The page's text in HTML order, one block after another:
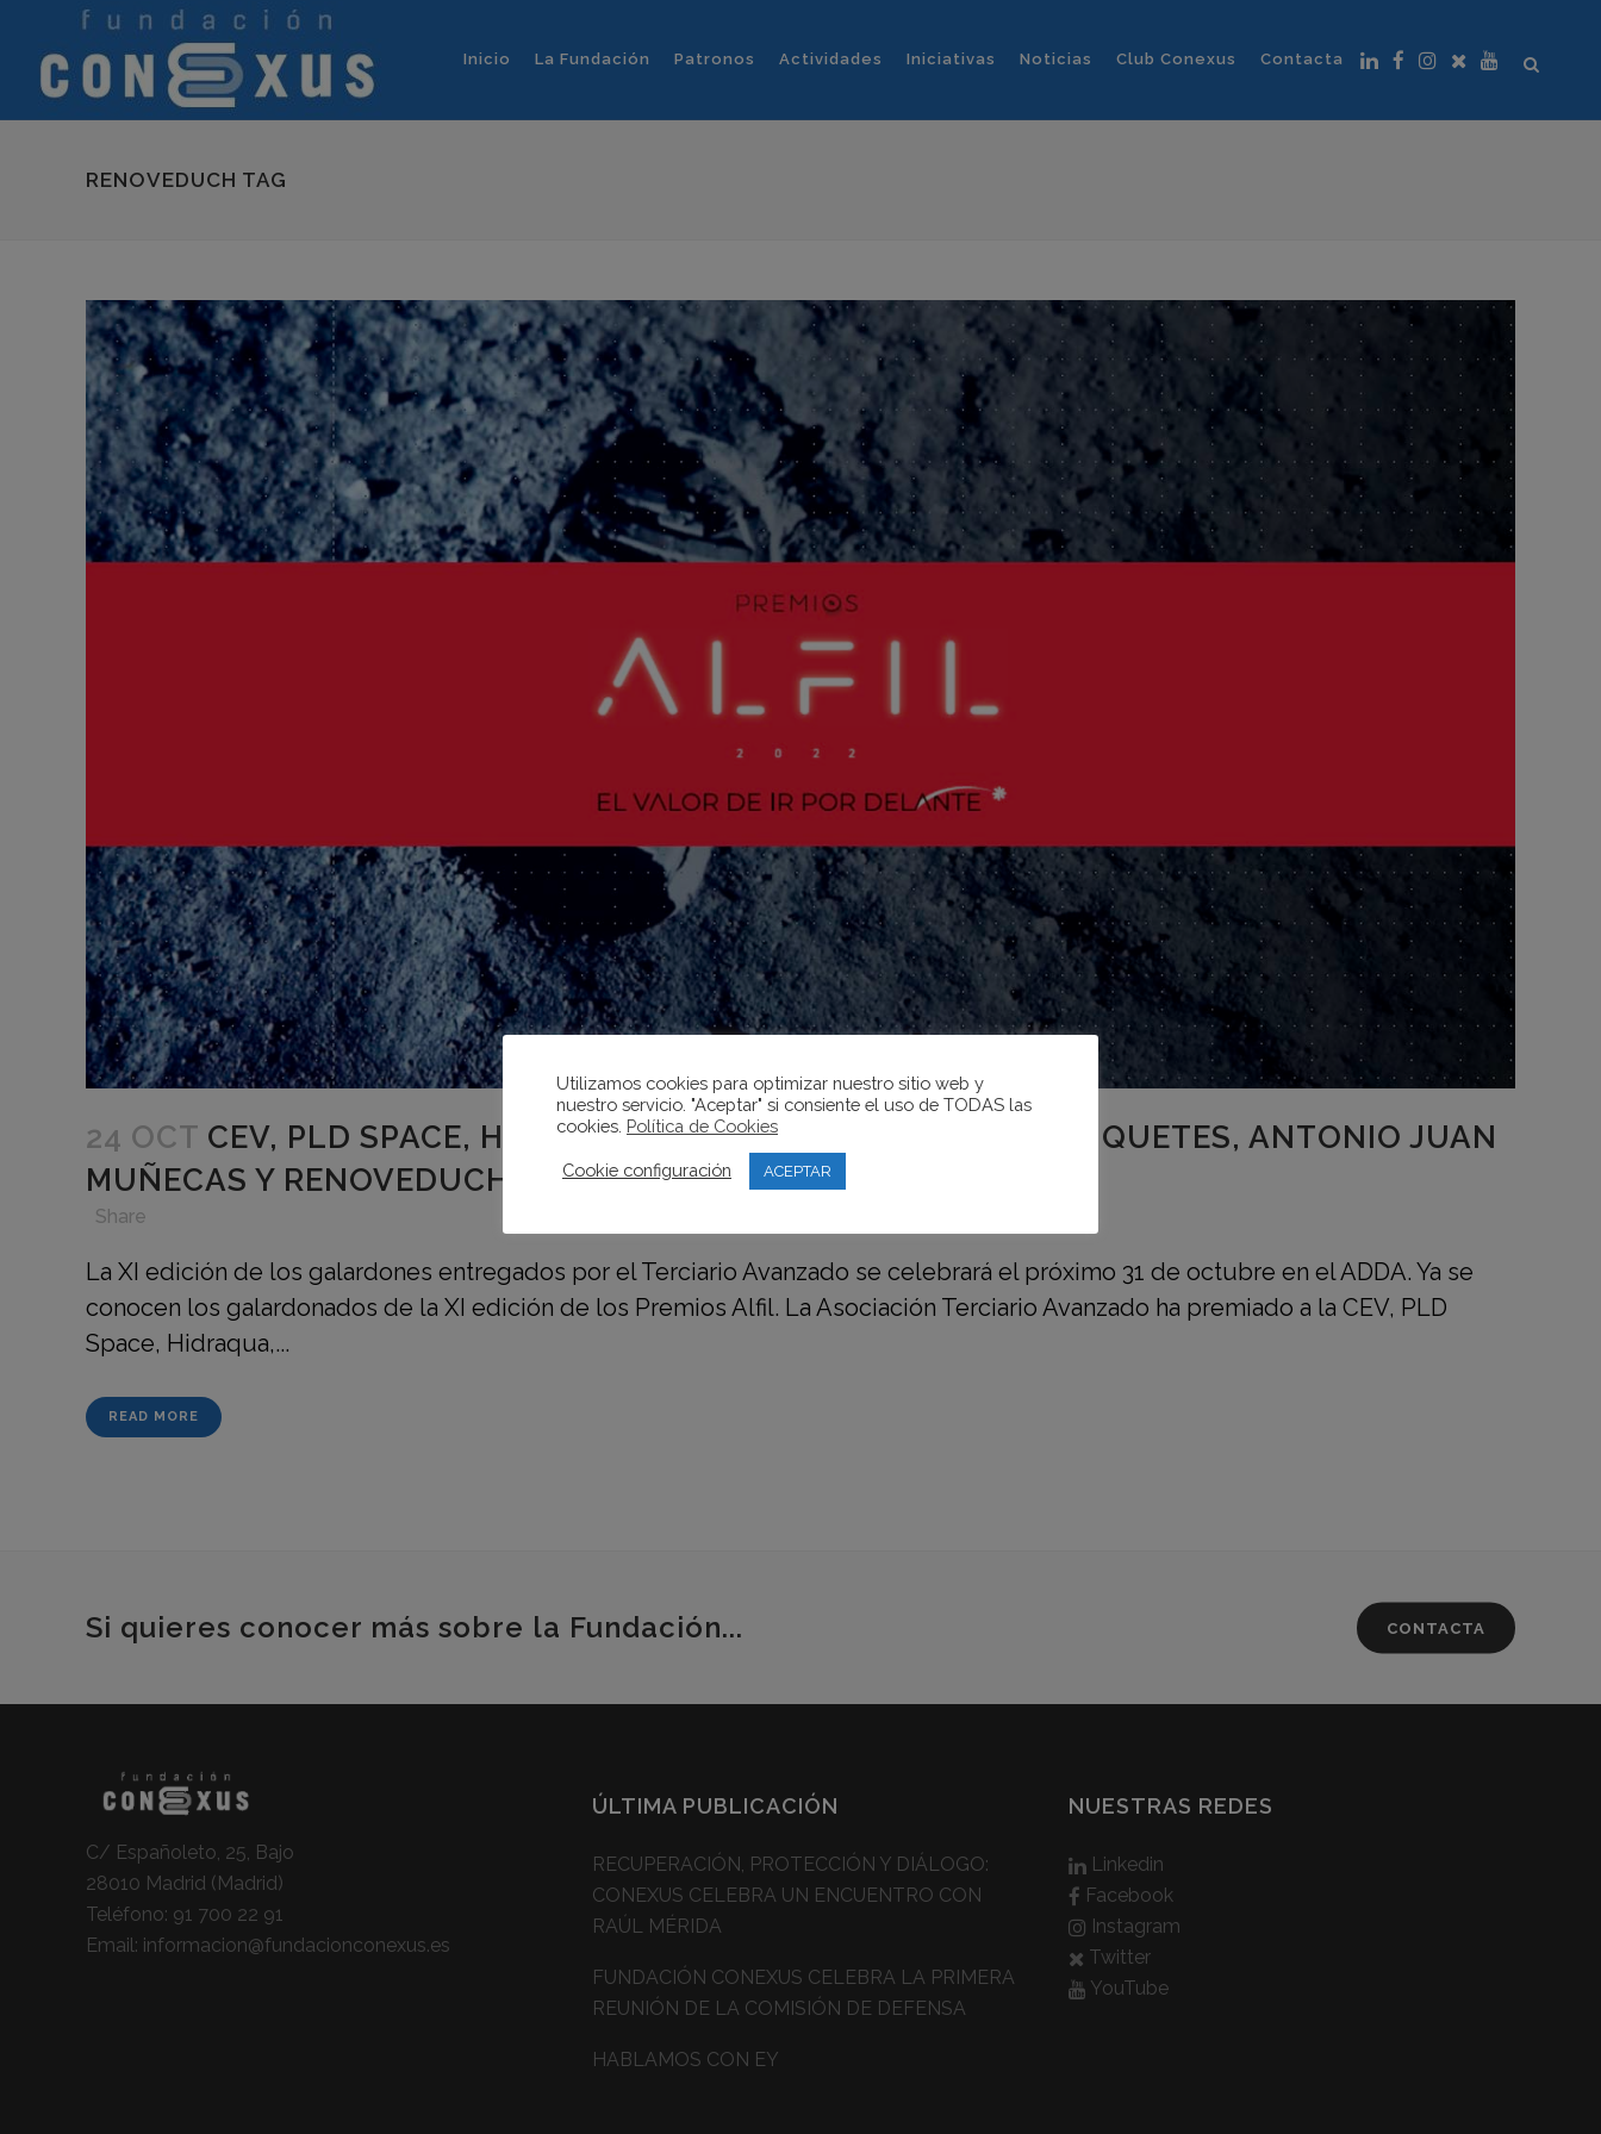
Inicio La Fundación Patronos Actividades Iniciativas Noticias Club Conexus Contacta
RENOVEDUCH TAG
24 OCT CEV, PLD SPACE, HIDRAQUA, VISITBENIDORM, FERRE ETIQUETES, ANTONIO JUAN
MUÑECAS Y RENOVEDUCH, PREMIOS ALFIL 2023
Share
La XI edición de los galardones entregados por el Terciario Avanzado se celebrará el próximo 31 de octubre en el ADDA. Ya se
conocen los galardonados de la XI edición de los Premios Alfil. La Asociación Terciario Avanzado ha premiado a la CEV, PLD
Space, Hidraqua,...
READ MORE
Si quieres conocer más sobre la Fundación... CONTACTA
C/ Españoleto, 25, Bajo
28010 Madrid (Madrid)
Teléfono: 91 700 22 91
Email: informacion@fundacionconexus.es
ÚLTIMA PUBLICACIÓN
RECUPERACIÓN, PROTECCIÓN Y DIÁLOGO:
CONEXUS CELEBRA UN ENCUENTRO CON
RAÚL MÉRIDA
FUNDACIÓN CONEXUS CELEBRA LA PRIMERA
REUNIÓN DE LA COMISIÓN DE DEFENSA
HABLAMOS CON EY
NUESTRAS REDES
Linkedin
Facebook
Instagram
Twitter
YouTube
Utilizamos cookies para optimizar nuestro sitio web y
nuestro servicio. "Aceptar" si consiente el uso de TODAS las
cookies. Política de Cookies
Cookie configuración ACEPTAR